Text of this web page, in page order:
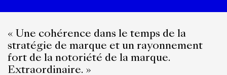
« Une cohérence dans le temps de la
stratégie de marque et un rayonnement
fort de la notoriété de la marque.
Extraordinaire. »